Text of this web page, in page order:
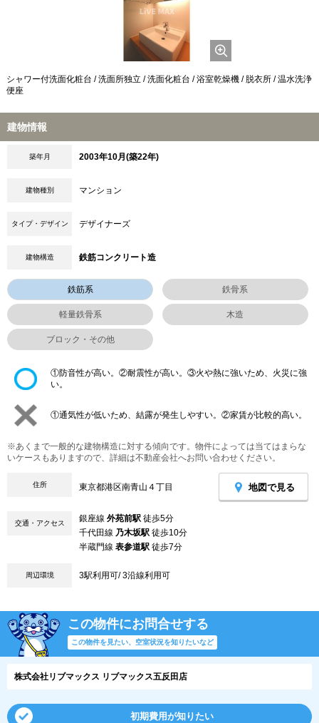
シャワー付洗面化粧台 / 洗面所独立 / 洗面化粧台 / 浴室乾燥機 / 脱衣所 / 温水洗浄
便座
建物情報
築年月 2003年10月(築22年)
建物種別 マンション
タイプ・デザイン デザイナーズ
建物構造 鉄筋コンクリート造
鉄筋系 鉄骨系
軽量鉄骨系 木造
ブロック・その他
①防音性が高い。②耐震性が高い。③火や熱に強いため、火災に強
い。
①通気性が低いため、結露が発生しやすい。②家賃が比較的高い。
※あくまで一般的な建物構造に対する傾向です。物件によっては当てはまらな
いケースもありますので、詳細は不動産会社へお問い合わせください。
住所 東京都港区南青山４丁目 地図で見る
交通・アクセス 銀座線 外苑前駅 徒歩5分
千代田線 乃木坂駅 徒歩10分
半蔵門線 表参道駅 徒歩7分
周辺環境 3駅利用可/ 3沿線利用可
この物件にお問合せする
この物件を見たい、空室状況を知りたいなど
株式会社リブマックス リブマックス五反田店
初期費用が知りたい